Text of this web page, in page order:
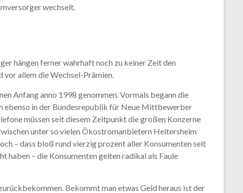
wechselt.
hängen ferner wahrhaft noch zu keiner Zeit den
vor allem die Wechsel-Prämien.
Anfang anno 1998 genommen. Vormals begann die
ebenso in der Bundesrepublik für Neue Mittbewerber
müssen seit diesem Zeitpunkt die großen Konzerne
unter so vielen Ökostromanbietern Heitersheim
– dass bloß rund vierzig prozent aller Konsumenten seit
– die Konsumenten gelten radikal als Faule
Bekommt man etwas Geld heraus ist der